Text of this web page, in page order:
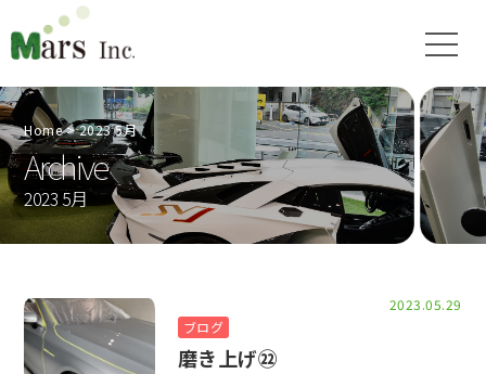
Home 2023 5月
Archive
2023 5月
2023.05.29
ブログ
磨き上げ㉒